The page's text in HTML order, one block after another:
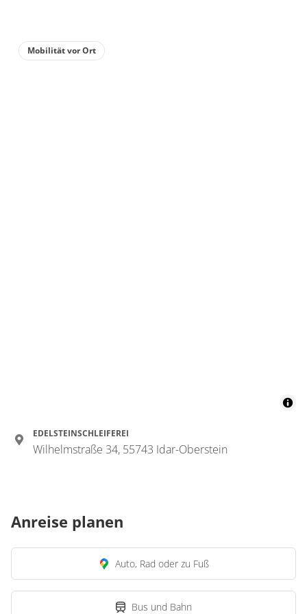
Mobilität vor Ort
EDELSTEINSCHLEIFEREI
Wilhelmstraße 34, 55743 Idar-Oberstein
Anreise planen
Auto, Rad oder zu Fuß
Bus und Bahn